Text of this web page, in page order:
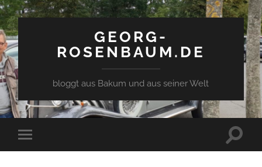
GEORG-
ROSENBAUM.DE
bloggt aus Bakum und aus seiner Welt
Toggle
mobile
Toggle